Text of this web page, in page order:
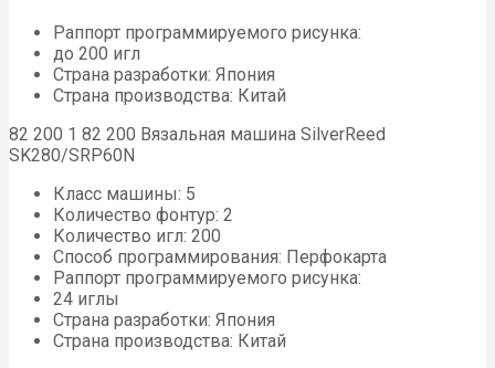
Раппорт программируемого рисунка:
до 200 игл
Страна разработки: Япония
Страна производства: Китай
82 200 1 82 200 Вязальная машина SilverReed
SK280/SRP60N
Класс машины: 5
Количество фонтур: 2
Количество игл: 200
Способ программирования: Перфокарта
Раппорт программируемого рисунка:
24 иглы
Страна разработки: Япония
Страна производства: Китай